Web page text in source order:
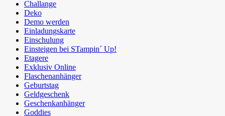
Challange
Deko
Demo werden
Einladungskarte
Einschulung
Einsteigen bei STampin´ Up!
Etagere
Exklusiv Online
Flaschenanhänger
Geburtstag
Geldgeschenk
Geschenkanhänger
Goddies